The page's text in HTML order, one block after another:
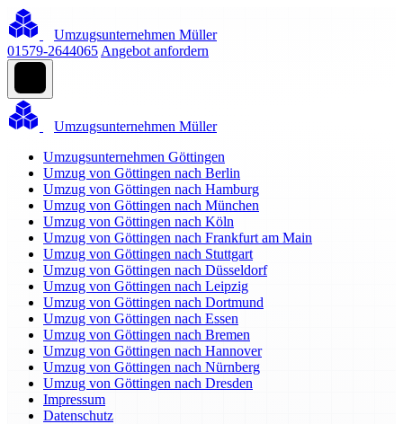
Umzugsunternehmen Müller
01579-2644065 Angebot anfordern
Umzugsunternehmen Müller
Umzugsunternehmen Göttingen
Umzug von Göttingen nach Berlin
Umzug von Göttingen nach Hamburg
Umzug von Göttingen nach München
Umzug von Göttingen nach Köln
Umzug von Göttingen nach Frankfurt am Main
Umzug von Göttingen nach Stuttgart
Umzug von Göttingen nach Düsseldorf
Umzug von Göttingen nach Leipzig
Umzug von Göttingen nach Dortmund
Umzug von Göttingen nach Essen
Umzug von Göttingen nach Bremen
Umzug von Göttingen nach Hannover
Umzug von Göttingen nach Nürnberg
Umzug von Göttingen nach Dresden
Impressum
Datenschutz